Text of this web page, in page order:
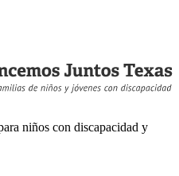
niños con discapacidad y